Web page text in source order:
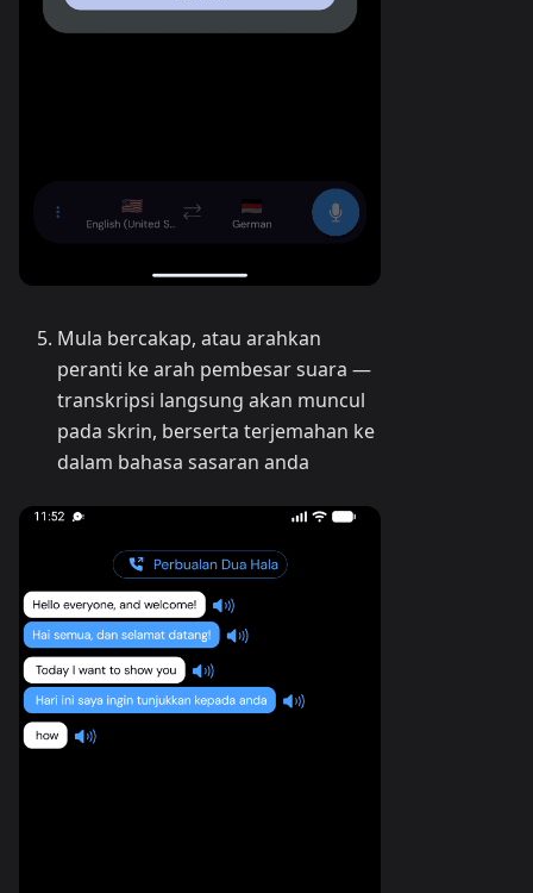
Mula bercakap, atau arahkan
peranti ke arah pembesar suara —
transkripsi langsung akan muncul
pada skrin, berserta terjemahan ke
dalam bahasa sasaran anda